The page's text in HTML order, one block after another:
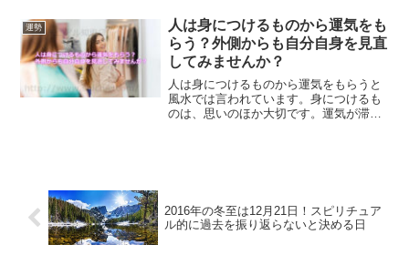
運勢
人は身につけるものから運気をも
らう？外側からも自分自身を見直
してみませんか？
人は身につけるものから運気をもらうと
風水では言われています。身につけるも
のは、思いのほか大切です。運気が滞っ
2016年の冬至は12月21日！スピリチュア
ル的に過去を振り返らないと決める日